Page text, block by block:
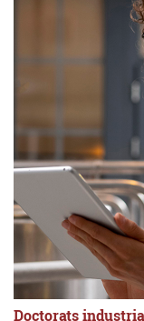
Doctorats